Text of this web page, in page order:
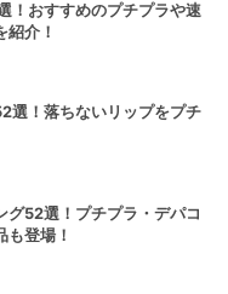
！おすすめのプチプラや速
介！
選！落ちないリップをプチ
グ52選！プチプラ・デパコ
も登場！